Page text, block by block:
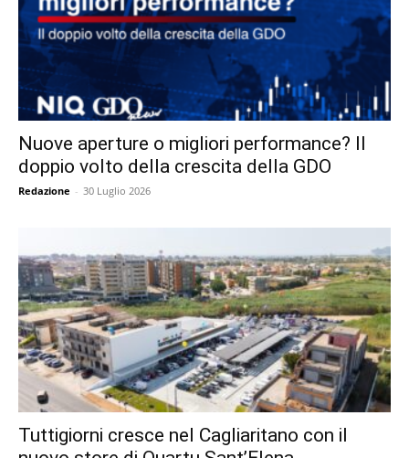
Nuove aperture o migliori performance? Il
doppio volto della crescita della GDO
Redazione - 30 Luglio 2026
Tuttigiorni cresce nel Cagliaritano con il